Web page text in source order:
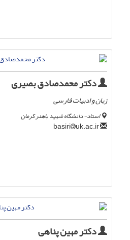
دکتر محمدصادق بصیری
زبان و ادبیات فارسی
استاد- دانشگاه شهید باهنر کرمان
uk.ac.ir
دکتر مهین پناهی